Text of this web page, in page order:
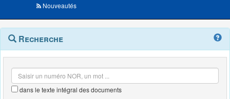
Nouveautés
Navigation
outils
Menu
contextuel
Recherche
dans le texte intégral des documents